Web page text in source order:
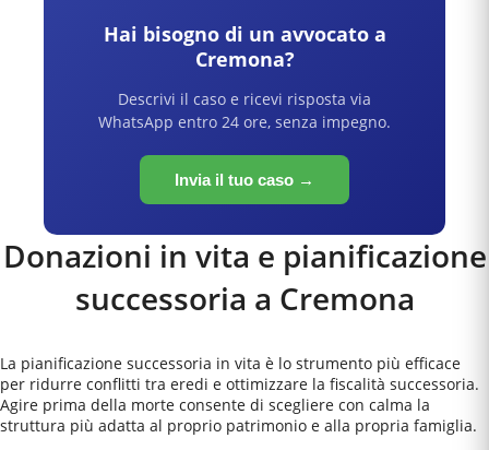
Hai bisogno di un avvocato a
Cremona?
Descrivi il caso e ricevi risposta via
WhatsApp entro 24 ore, senza impegno.
Invia il tuo caso →
Donazioni in vita e pianificazione
successoria a Cremona
La pianificazione successoria in vita è lo strumento più efficace
per ridurre conflitti tra eredi e ottimizzare la fiscalità successoria.
Agire prima della morte consente di scegliere con calma la
struttura più adatta al proprio patrimonio e alla propria famiglia.